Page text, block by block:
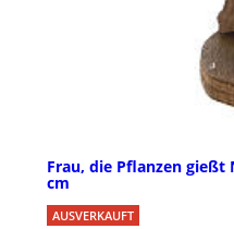
Frau, die Pflanzen gießt
cm
AUSVERKAUFT